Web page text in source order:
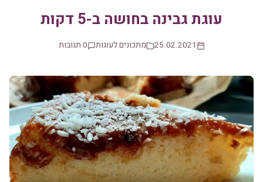
עוגת גבינה בחושה ב-5 דקות
25.02.2021 מתכונים לעוגות 0 תגובות